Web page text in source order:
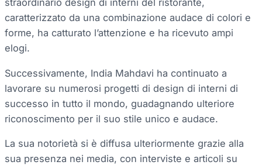
straordinario design di interni del ristorante,
caratterizzato da una combinazione audace di colori e
forme, ha catturato l’attenzione e ha ricevuto ampi
elogi.
Successivamente, India Mahdavi ha continuato a
lavorare su numerosi progetti di design di interni di
successo in tutto il mondo, guadagnando ulteriore
riconoscimento per il suo stile unico e audace.
La sua notorietà si è diffusa ulteriormente grazie alla
sua presenza nei media, con interviste e articoli su